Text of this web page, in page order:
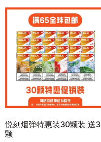
悦刻烟弹特惠装30颗装 送3
颗